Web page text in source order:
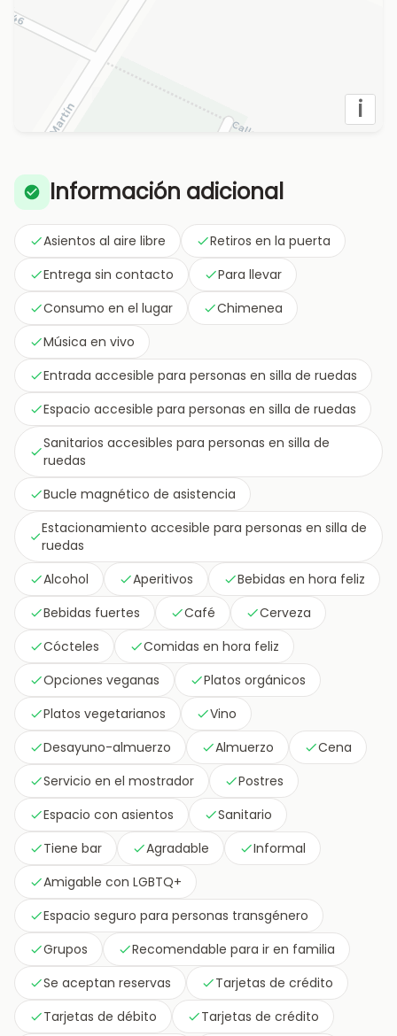
i
Información adicional
Asientos al aire libre
Retiros en la puerta
Entrega sin contacto
Para llevar
Consumo en el lugar
Chimenea
Música en vivo
Entrada accesible para personas en silla de ruedas
Espacio accesible para personas en silla de ruedas
Sanitarios accesibles para personas en silla de
ruedas
Bucle magnético de asistencia
Estacionamiento accesible para personas en silla de
ruedas
Alcohol
Aperitivos
Bebidas en hora feliz
Bebidas fuertes
Café
Cerveza
Cócteles
Comidas en hora feliz
Opciones veganas
Platos orgánicos
Platos vegetarianos
Vino
Desayuno-almuerzo
Almuerzo
Cena
Servicio en el mostrador
Postres
Espacio con asientos
Sanitario
Tiene bar
Agradable
Informal
Amigable con LGBTQ+
Espacio seguro para personas transgénero
Grupos
Recomendable para ir en familia
Se aceptan reservas
Tarjetas de crédito
Tarjetas de débito
Tarjetas de crédito